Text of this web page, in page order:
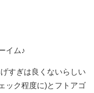
イム♪
すぎは良くないらしい
ック程度に)とフトアゴ